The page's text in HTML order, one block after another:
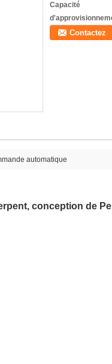
Capacité
Contactez
automatique
conception de